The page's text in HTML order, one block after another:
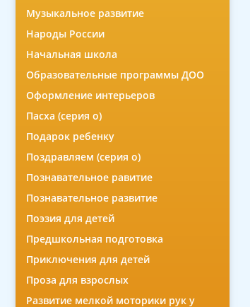
Музыкальное развитие
Народы России
Начальная школа
Образовательные программы ДОО
Оформление интерьеров
Пасха (серия о)
Подарок ребенку
Поздравляем (серия о)
Познавательное равитие
Познавательное развитие
Поэзия для детей
Предшкольная подготовка
Приключения для детей
Проза для взрослых
Развитие мелкой моторики рук у